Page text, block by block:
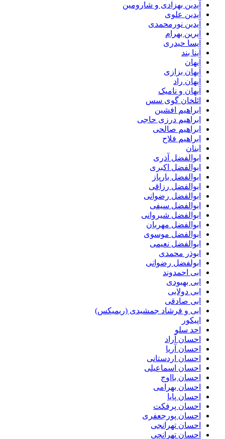
آیدین بهزادی و شارومین
آیدین علوی
آیدین نورمحمدی
آیرین بهرام
آیسا حیدری
آینا بند
آیهان
آیهان بزازی
آیهان راد
آیهان و نامیک
ائلخان گوی سس
ابراهیم افشین
ابراهیم درزی حاجی
ابراهیم صالحی
ابراهیم فلاح
ابنان
ابوالفضل آذری
ابوالفضل اکبری
ابوالفضل بارپاز
ابوالفضل رزاقی
ابوالفضل رضوانی
ابوالفضل سیفی
ابوالفضل شیروانی
ابوالفضل مهربان
ابوالفضل موسوی
ابوالفضل نعیمی
ابوذر محمدی
ابولفضل رضوانی
ابی احمدوند
ابی بهبودی
ابی دولابی
ابی صادقی
ابی و فرشاد جمشیدی (ریمیکس)
اپیکور
احد سلو
احسان آراد
احسان آریا
احسان اردستانی
احسان اسماعیلی
احسان بااوج
احسان بهرامی
احسان پایا
احسان پرفکت
احسان پورجعفری
احسان تهرانجی
احسان تهرانچی